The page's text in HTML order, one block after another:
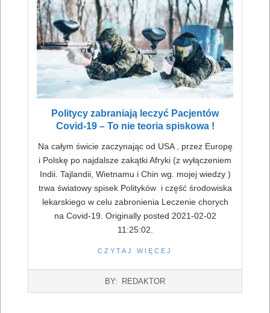
Politycy zabraniają leczyć Pacjentów
Covid-19 – To nie teoria spiskowa !
Na całym świcie zaczynając od USA , przez Europę
i Polskę po najdalsze zakątki Afryki (z wyłączeniem
Indii. Tajlandii, Wietnamu i Chin wg. mojej wiedzy )
trwa światowy spisek Polityków i część środowiska
lekarskiego w celu zabronienia Leczenie chorych
na Covid-19. Originally posted 2021-02-02
11:25:02.
CZYTAJ WIĘCEJ
BY: REDAKTOR